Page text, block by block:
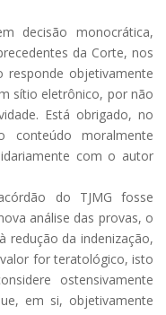
decisão monocrática,
da Corte, nos
responde objetivamente
sítio eletrônico, por não
Está obrigado, no
conteúdo moralmente
com o autor
do TJMG fosse
análise das provas, o
redução da indenização,
for teratológico, isto
ostensivamente
em si, objetivamente